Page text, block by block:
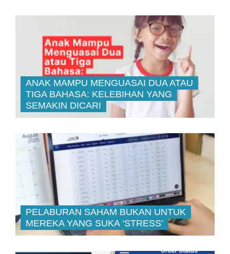
ANAK MAMPU MENGUASAI DUA ATAU
TIGA BAHASA: KELEBIHAN YANG
SEMAKIN DICARI
PELABURAN SAHAM BUKAN UNTUK
MEREKA YANG SUKA ‘STRESS’